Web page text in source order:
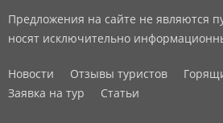
Предложения на сайте не являются
носят исключительно
Новости Отзывы туристов
Заявка на тур
Статьи